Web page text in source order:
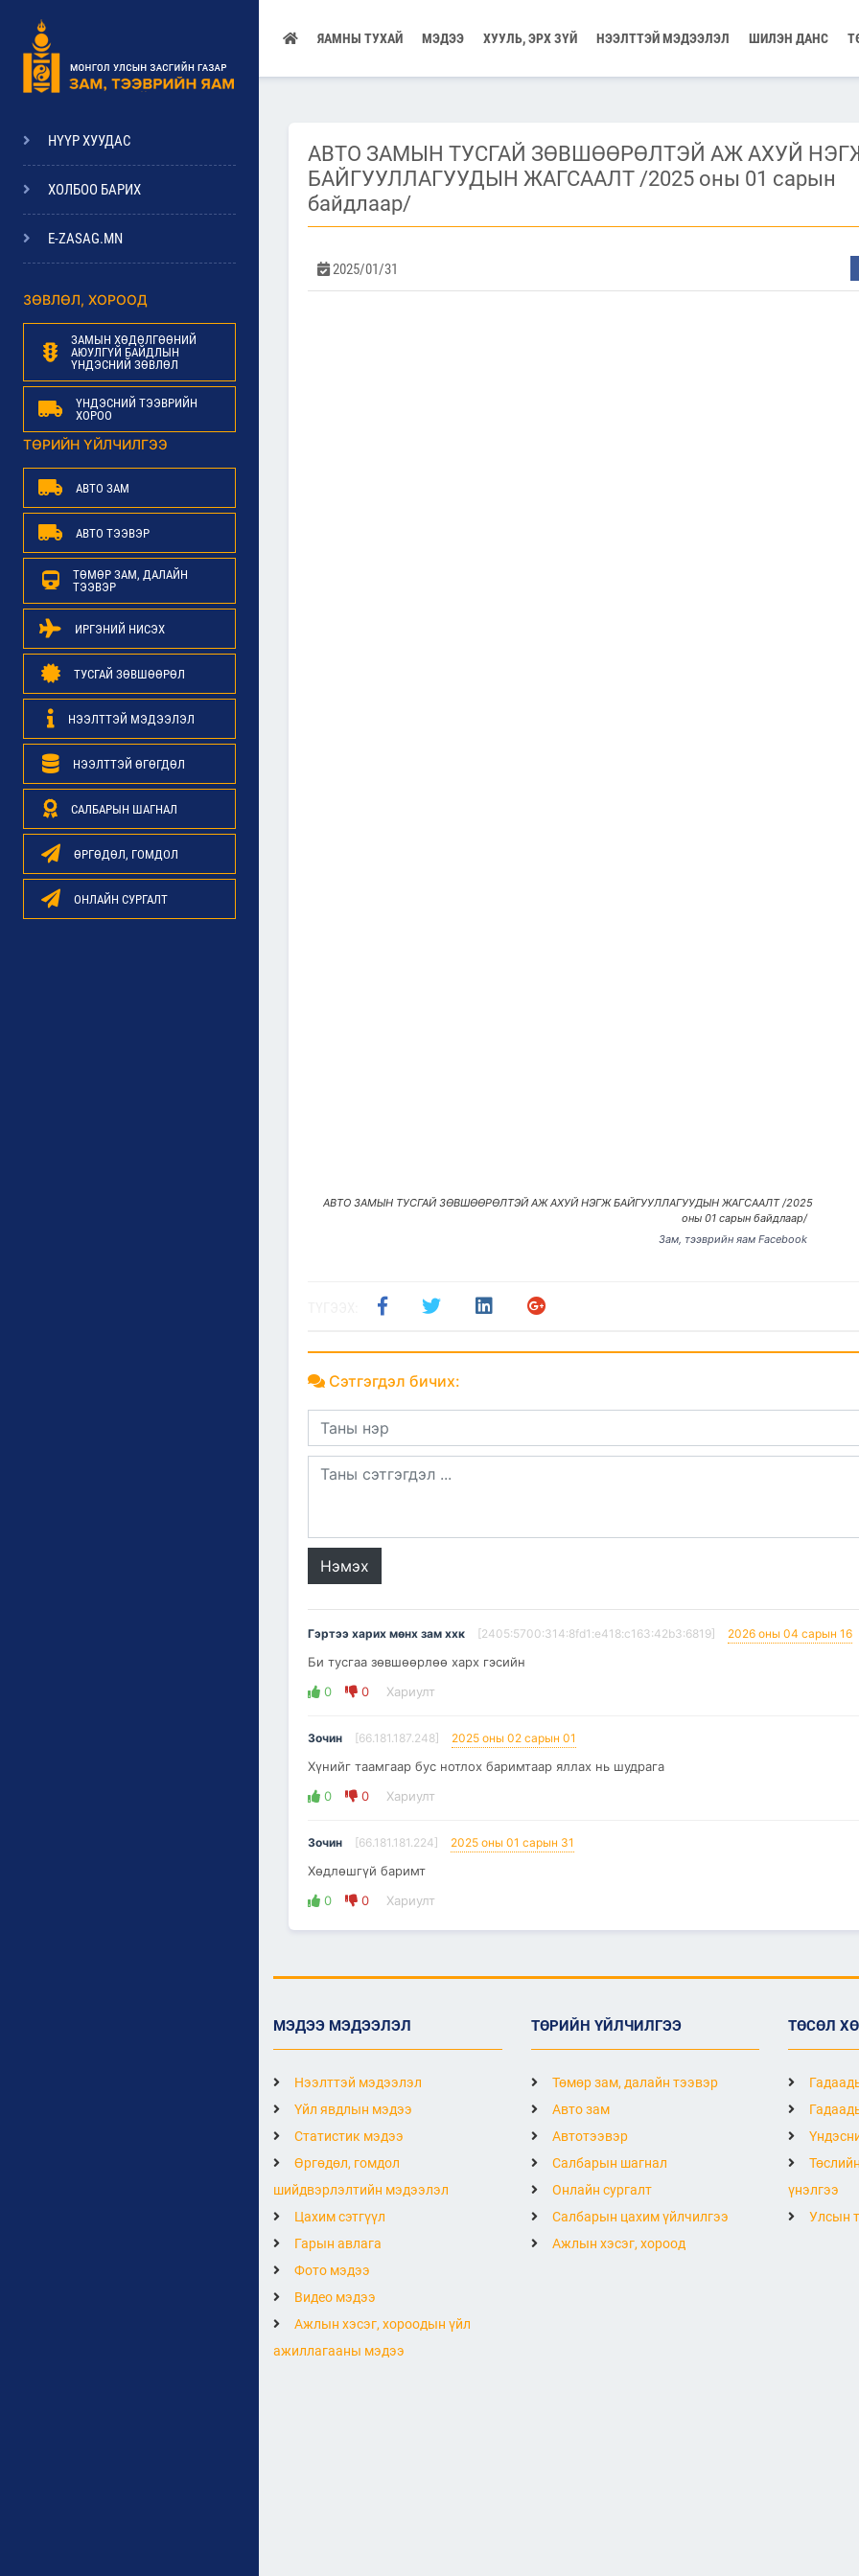
ЯАМНЫ ТУХАЙ МЭДЭЭ ХУУЛЬ, ЭРХ ЗҮЙ НЭЭЛТТЭЙ МЭДЭЭЛЭЛ ШИЛЭН ДАНС
НҮҮР ХУУДАС
ХОЛБОО БАРИХ
E-ZASAG.MN
ЗӨВЛӨЛ, ХОРООД
ЗАМЫН ХӨДӨЛГӨӨНИЙ
АЮУЛГҮЙ БАЙДЛЫН
ҮНДЭСНИЙ ЗӨВЛӨЛ
ҮНДЭСНИЙ ТЭЭВРИЙН
ХОРОО
ТӨРИЙН ҮЙЛЧИЛГЭЭ
АВТО ЗАМ
АВТО ТЭЭВЭР
ТӨМӨР ЗАМ, ДАЛАЙН
ТЭЭВЭР
ИРГЭНИЙ НИСЭХ
ТУСГАЙ ЗӨВШӨӨРӨЛ
НЭЭЛТТЭЙ МЭДЭЭЛЭЛ
НЭЭЛТТЭЙ ӨГӨГДӨЛ
САЛБАРЫН ШАГНАЛ
ӨРГӨДӨЛ, ГОМДОЛ
ОНЛАЙН СУРГАЛТ
АВТО ЗАМЫН ТУСГАЙ ЗӨВШӨӨРӨЛТЭЙ АЖ АХУЙ
БАЙГУУЛЛАГУУДЫН ЖАГСААЛТ /2025 оны 01 сарын
байдлаар/
2025/01/31
АВТО ЗАМЫН ТУСГАЙ ЗӨВШӨӨРӨЛТЭЙ АЖ АХУЙ НЭГЖ БАЙГУУЛЛАГУУДЫН ЖАГСААЛТ /2025
оны 01 сарын байдлаар/
Зам, тээврийн яам Facebook
Сэтгэгдэл бичих:
Нэмэх
Гэртээ харих мөнх зам ххк [2405:5700:314:8fd1:e418:c163:42b3:6819] 2026 оны 04 сарын 16
Би тусгаа зөвшөөрлөө харх гэсийн
0
0 Хариулт
Зочин [66.181.187.248] 2025 оны 02 сарын 01
Хүнийг таамгаар бус нотлох баримтаар яллах нь шудрага
0
0 Хариулт
Зочин [66.181.181.224] 2025 оны 01 сарын 31
Хөдлөшгүй баримт
0
0 Хариулт
МЭДЭЭ МЭДЭЭЛЭЛ
Нээлттэй мэдээлэл
Үйл явдлын мэдээ
Статистик мэдээ
Өргөдөл, гомдол
шийдвэрлэлтийн мэдээлэл
Цахим сэтгүүл
Гарын авлага
Фото мэдээ
Видео мэдээ
Ажлын хэсэг, хороодын үйл
ажиллагааны мэдээ
ТӨРИЙН ҮЙЛЧИЛГЭЭ
Төмөр зам, далайн тээвэр
Авто зам
Автотээвэр
Салбарын шагнал
Онлайн сургалт
Салбарын цахим үйлчилгээ
Ажлын хэсэг, хороод
ТӨСӨЛ
үнэлгээ
Улсын